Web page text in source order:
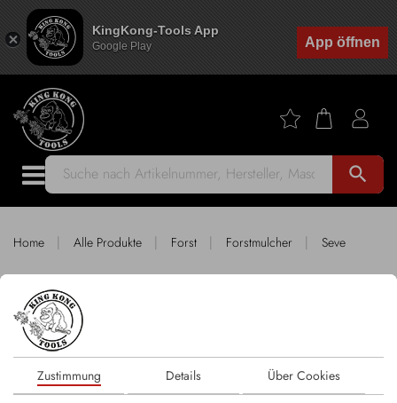
KingKong-Tools App
Google Play App öffnen
Zustimmung Details Über Cookies
search
Home | Alle Produkte | Forst | Forstmulcher | Seve
KingKong-Tools Werkzeuge geeignet für
SEVE
Sortieren nach